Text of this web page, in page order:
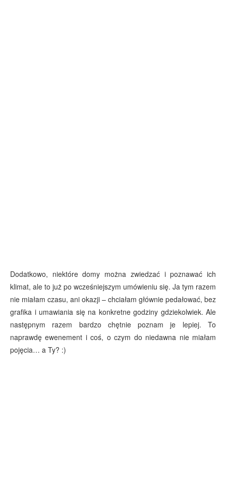
Dodatkowo, niektóre domy można zwiedzać i poznawać ich
klimat, ale to już po wcześniejszym umówieniu się. Ja tym razem
nie miałam czasu, ani okazji – chciałam głównie pedałować, bez
grafika i umawiania się na konkretne godziny gdziekolwiek. Ale
następnym razem bardzo chętnie poznam je lepiej. To
naprawdę ewenement i coś, o czym do niedawna nie miałam
pojęcia… a Ty? :)